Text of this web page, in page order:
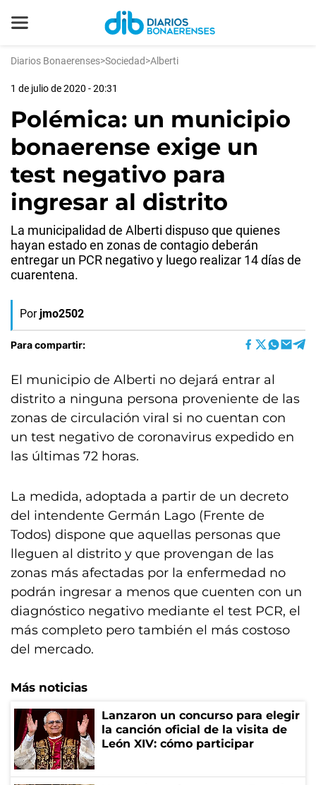
Diarios Bonaerenses>Sociedad>Alberti
1 de julio de 2020 - 20:31
Polémica: un municipio
bonaerense exige un
test negativo para
ingresar al distrito
La municipalidad de Alberti dispuso que quienes
hayan estado en zonas de contagio deberán
entregar un PCR negativo y luego realizar 14 días de
cuarentena.
Por jmo2502
Para compartir:
El municipio de Alberti no dejará entrar al
distrito a ninguna persona proveniente de las
zonas de circulación viral si no cuentan con
un test negativo de coronavirus expedido en
las últimas 72 horas.
La medida, adoptada a partir de un decreto
del intendente Germán Lago (Frente de
Todos) dispone que aquellas personas que
lleguen al distrito y que provengan de las
zonas más afectadas por la enfermedad no
podrán ingresar a menos que cuenten con un
diagnóstico negativo mediante el test PCR, el
más completo pero también el más costoso
del mercado.
Más noticias
Lanzaron un concurso para elegir
la canción oficial de la visita de
León XIV: cómo participar